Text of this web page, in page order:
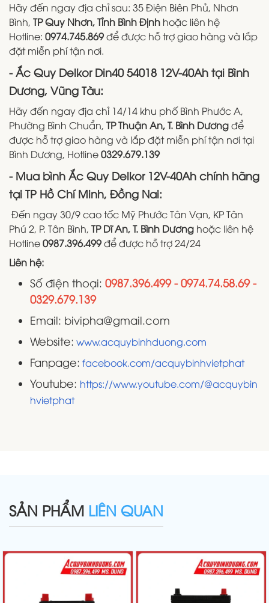
Hãy đến ngay địa chỉ sau: 35 Điện Biên Phủ, Nhơn
Bình, TP Quy Nhơn, Tỉnh Bình Định hoặc liên hệ
Hotline: 0974.745.869để được hỗ trợ giao hàng và lắp
đặt miễn phí tận nơi.
- Ắc Quy Delkor Din40 54018 12V-40Ah tại Bình
Dương, Vũng Tàu:
Hãy đến ngay địa chỉ 14/14 khu phố Bình Phước A,
Phường Bình Chuẩn, TP Thuận An, T. Bình Dươngđể
được hỗ trợ giao hàng và lắp đặt miễn phí tận nơi tại
Bình Dương, Hotline0329.679.139
- Mua bình Ắc Quy Delkor 12V-40Ah chính hãng
tại TP Hồ Chí Minh, Đồng Nai:
Đến ngay 30/9 cao tốc Mỹ Phước Tân Vạn, KP Tân
Phú 2, P. Tân Bình, TP Dĩ An, T. Bình Dương hoặc liên hệ
Hotline0987.396.499để được hỗ trợ 24/24
Liên hệ:
Số điện thoại: 0987.396.499 - 0974.74.58.69 -
0329.679.139
Email: bivipha@gmail.com
Website: www.acquybinhduong.com
Fanpage: facebook.com/acquybinhvietphat
Youtube: https://www.youtube.com/@acquybin
hvietphat
SẢN PHẨM LIÊN QUAN